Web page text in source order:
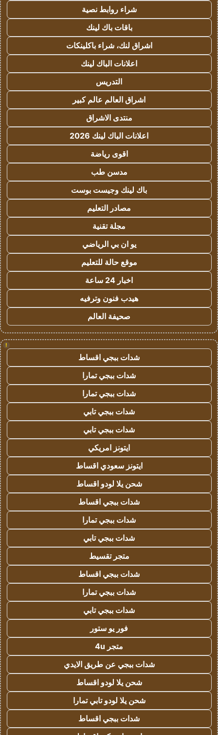
شراء روابط نصية
باقات باك لينك
اشراق لنك، شراء باكلينكات
اعلانات الباك لينك
التدريس
اشراق العالم عالم كبير
منتدى الاشراق
اعلانات الباك لينك 2026
اقوى رياضة
مدسن طب
باك لينك وجيست بوست
مصادر التعليم
مجلة تقنية
يو ان بي الرياضي
موقع حالة للتعليم
اخبار 24 ساعة
هيدب فنون وترفيه
صحيفة العالم
!
شدات ببجي اقساط
شدات ببجي تمارا
شدات ببجي تمارا
شدات ببجي تابي
شدات ببجي تابي
ايتونز امريكي
ايتونز سعودي اقساط
شحن يلا لودو اقساط
شدات ببجي اقساط
شدات ببجي تمارا
شدات ببجي تابي
متجر تقسيط
شدات ببجي اقساط
شدات ببجي تمارا
شدات ببجي تابي
فور يو ستور
متجر 4u
شدات ببجي عن طريق الايدي
شحن يلا لودو اقساط
شحن يلا لودو تابي تمارا
شدات ببجي اقساط